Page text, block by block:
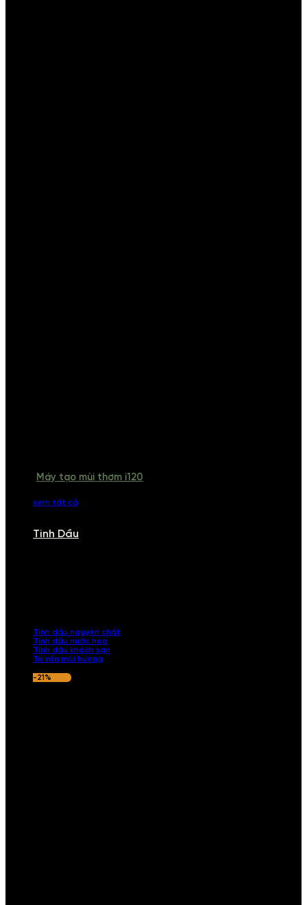
Máy tạo mùi thơm i120
xem tất cả
Tinh Dầu
Tinh dầu nguyên chất
Tinh dầu nước hoa
Tinh dầu khách sạn
Tư vấn mùi hương
-21%